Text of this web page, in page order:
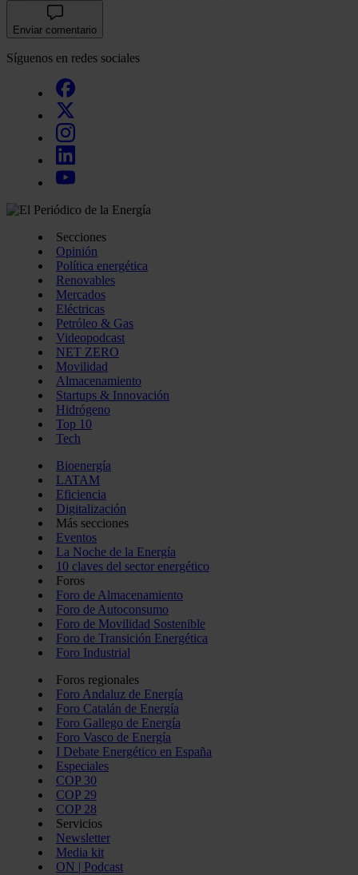
uso que haga del sitio web con nuestros partners de redes
quienes pueden combinarla con otra información que les
Enviar comentario
Síguenos en redes sociales
Secciones
Opinión
Política energética
Renovables
Mercados
Eléctricas
Petróleo & Gas
Videopodcast
NET ZERO
Movilidad
Almacenamiento
Startups & Innovación
Hidrógeno
Top 10
Tech
Bioenergía
LATAM
Eficiencia
Digitalización
Más secciones
Eventos
La Noche de la Energía
10 claves del sector energético
Foros
Foro de Almacenamiento
Foro de Autoconsumo
Foro de Movilidad Sostenible
Foro de Transición Energética
Foro Industrial
Foros regionales
Foro Andaluz de Energía
Foro Catalán de Energía
Foro Gallego de Energía
Foro Vasco de Energía
I Debate Energético en España
Especiales
COP 30
COP 29
COP 28
Servicios
Newsletter
Media kit
ON | Podcast